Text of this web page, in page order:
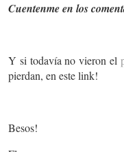
Cuentenme en los
Y si todavía no vieron el
pierdan, en este link!
Besos!